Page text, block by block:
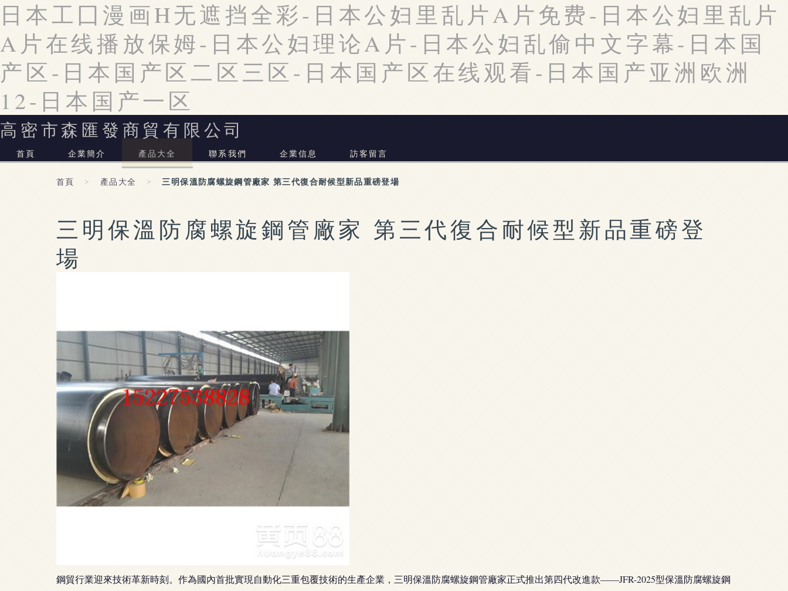
日本工囗漫画H无遮挡全彩-日本公妇里乱片A片免费-日本公妇里乱片
A片在线播放保姆-日本公妇理论A片-日本公妇乱偷中文字幕-日本国
产区-日本国产区二区三区-日本国产区在线观看-日本国产亚洲欧洲
12-日本国产一区
高密市森匯發商貿有限公司
首頁 企業簡介 產品大全 聯系我們 企業信息 訪客留言
首頁 > 產品大全 > 三明保溫防腐螺旋鋼管廠家 第三代復合耐候型新品重磅登場
三明保溫防腐螺旋鋼管廠家 第三代復合耐候型新品重磅登
場
鋼貿行業迎來技術革新時刻。作為國內首批實現自動化三重包覆技術的生產企業，三明保溫防腐螺旋鋼管廠家正式推出第四代改進款——JFR-2025型保溫防腐螺旋鋼